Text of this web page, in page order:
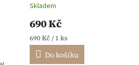
Průměrné
hodnocení
produktu
je
5,0
Skladem
690 Kč
Měrná
cena:
690 Kč / 1 ks
Do košíku